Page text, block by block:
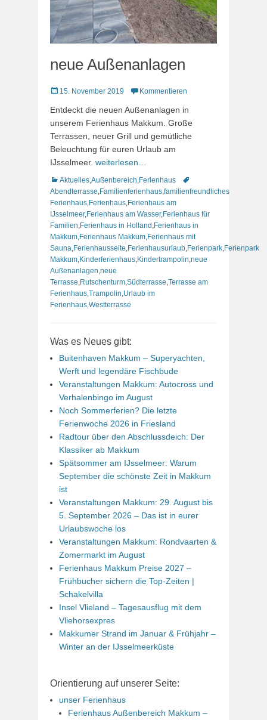
neue Außenanlagen
Veröffentlicht
15. November 2019 Kommentieren
Entdeckt die neuen Außenanlagen in
unserem Ferienhaus Makkum. Große
Terrassen, neuer Grill und gemütliche
Beleuchtung für euren Urlaub am
IJsselmeer. weiterlesen…
Kategorien
Aktuelles,Außenbereich,Ferienhaus
Schlagworte
Abendterrasse,Familienferienhaus,familienfreundliches
Ferienhaus,Ferienhaus,Ferienhaus am
IJsselmeer,Ferienhaus am Wasser,Ferienhaus für
Familien,Ferienhaus in Holland ,Ferienhaus in
Makkum,Ferienhaus Makkum,Ferienhaus mit
Sauna,Ferienhausseite,Ferienhausurlaub,Ferienpark,Ferienpark
Makkum,Kinderferienhaus,Kindertrampolin,neue
Außenanlagen,neue
Terrasse,Rutschenturm,Südterrasse,Terrasse am
Ferienhaus,Trampolin,Urlaub im
Ferienhaus,Westterrasse
Was es Neues gibt:
Buitenhaven Makkum – Superyachten,
Werft und legendäre Fischbude
Veranstaltungen Makkum: Autocross und
Verhalenbingo im August
Noch Sommerferien? Die letzte
Ferienwoche 2026 in Friesland
Radtour über den Abschlussdeich: Der
Klassiker ab Makkum
Spätsommer am IJsselmeer: Warum
September die schönste Zeit in Makkum
ist
Veranstaltungen Makkum: 29. August bis
5. September 2026 – Das ist in eurer
Urlaubswoche los
Veranstaltungen Makkum: Rondvaarten &
Zomermarkt im August
Ferienhaus Makkum Preise 2027 –
Frühbucher sichern die Top-Zeiten |
Schakelvilla
Insel Vlieland – Tagesausflug mit dem
Vliehorsexpres
Makkumer Strand im Januar & Frühjahr –
Winter an der IJsselmeerküste
Orientierung auf unserer Seite:
unser Ferienhaus
Ferienhaus Außenbereich Makkum –